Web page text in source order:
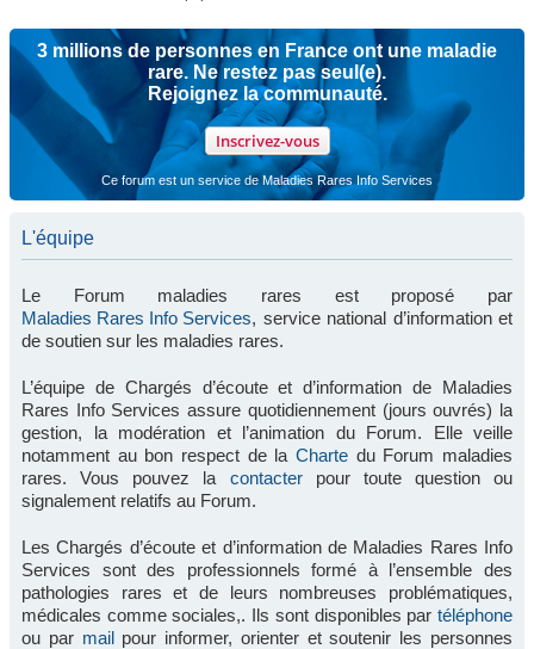
3 millions de personnes en France ont une maladie
rare. Ne restez pas seul(e).
Rejoignez la communauté.
Inscrivez-vous
Ce forum est un service de Maladies Rares Info Services
L'équipe
Le Forum maladies rares est proposé par
Maladies Rares Info Services, service national d’information et
de soutien sur les maladies rares.
L’équipe de Chargés d’écoute et d’information de Maladies
Rares Info Services assure quotidiennement (jours ouvrés) la
gestion, la modération et l’animation du Forum. Elle veille
notamment au bon respect de la Charte du Forum maladies
rares. Vous pouvez la contacterpour toute question ou
signalement relatifs au Forum.
Les Chargés d’écoute et d’information de Maladies Rares Info
Services sont des professionnels formé à l’ensemble des
pathologies rares et de leurs nombreuses problématiques,
médicales comme sociales,. Ils sont disponibles par téléphone
ou par mailpour informer, orienter et soutenir les personnes